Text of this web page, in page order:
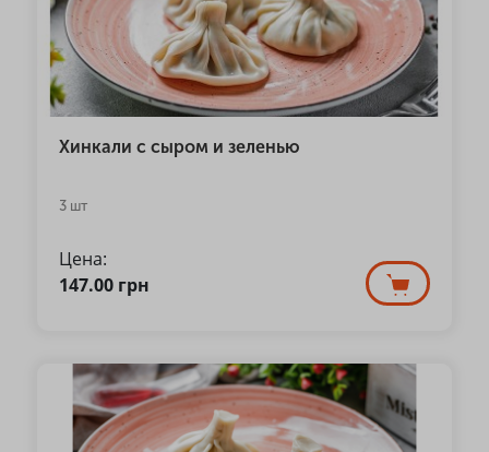
Хинкали с сыром и зеленью
3 шт
Цена:
147.00 грн